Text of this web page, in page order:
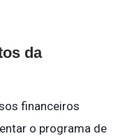
da
financeiros
o programa de